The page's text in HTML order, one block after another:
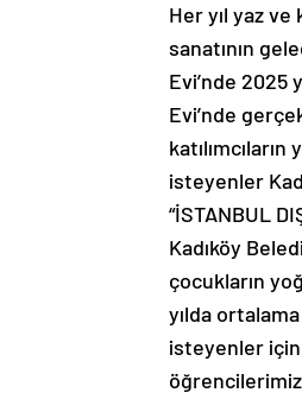
Her yıl yaz
sanatının
Evi’nde
Evi’nde
isteyenler
“İSTANBUL
Kadıköy
çocukların
yılda
isteyenler için